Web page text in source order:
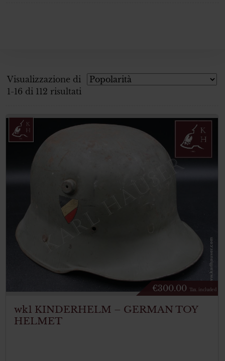
Visualizzazione di
1-16 di 112 risultati
€300.00 Tax. included
wk1 KINDERHELM – GERMAN TOY
HELMET